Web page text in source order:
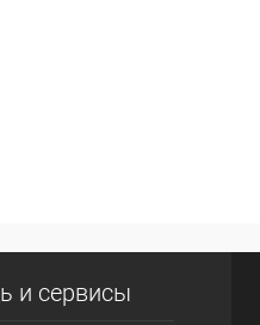
и сервисы